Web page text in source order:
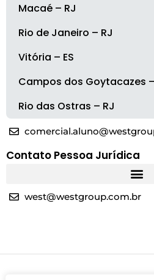
Macaé – RJ
Rio de Janeiro – RJ
Vitória – ES
Campos dos Goytacazes
Rio das Ostras – RJ
Contato Pessoa Jurídica
west@westgroup.com.br